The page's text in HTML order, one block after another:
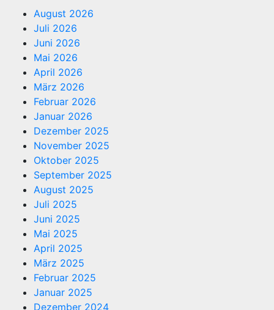
August 2026
Juli 2026
Juni 2026
Mai 2026
April 2026
März 2026
Februar 2026
Januar 2026
Dezember 2025
November 2025
Oktober 2025
September 2025
August 2025
Juli 2025
Juni 2025
Mai 2025
April 2025
März 2025
Februar 2025
Januar 2025
Dezember 2024